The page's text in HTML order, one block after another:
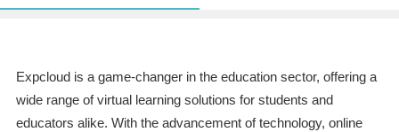
Expcloud is a game-changer in the education sector, offering a
wide range of virtual learning solutions for students and
educators alike. With the advancement of technology, online